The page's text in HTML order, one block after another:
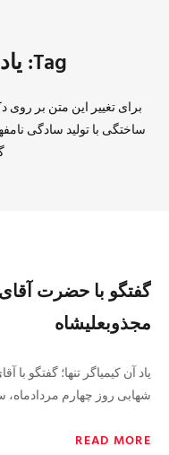
Tag: یاد آن کیمیاگر تنها
برای تغییر این متن بر روی
ساختگی با تولید سادگی
گفتگو با حضرت
مجذوبعليشاه
یاد آن کیمیاگر تنها؛ گفتگو با
شهابی روز چهارم
READ MORE